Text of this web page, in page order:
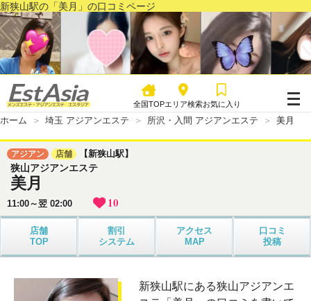
新狭山駅の「美月」の口コミページ
全国TOPエリア検索お気に入り
ホーム 埼玉 アジアンエステ 所沢・入間 アジアンエステ 美月
アジアン 店舗 【新狭山駅】
狭山アジアンエステ
美月
11:00～翌 02:00 10
店舗
TOP
割引
システム
アクセス
MAP
口コミ
投稿
新狭山駅にある狭山アジアンエ